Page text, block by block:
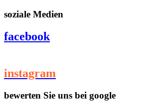
soziale Medien
facebook
instagram
bewerten Sie uns bei google